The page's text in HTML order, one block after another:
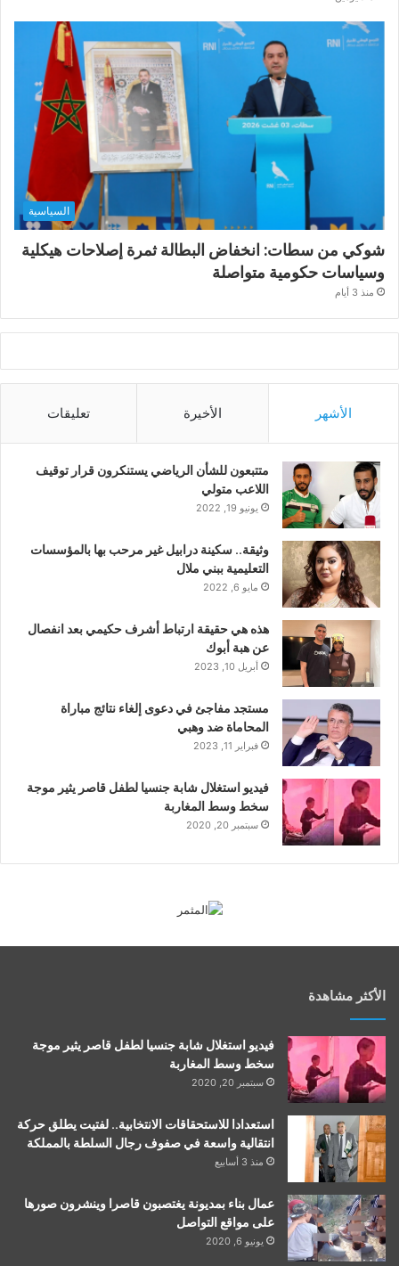
السياسية
شوكي من سطات: انخفاض البطالة ثمرة إصلاحات هيكلية
وسياسات حكومية متواصلة
منذ 3 أيام
الأشهر الأخيرة تعليقات
متتبعون للشأن الرياضي يستنكرون قرار توقيف
اللاعب متولي
يونيو 19, 2022
وثيقة.. سكينة درابيل غير مرحب بها بالمؤسسات
التعليمية ببني ملال
مايو 6, 2022
هذه هي حقيقة ارتباط أشرف حكيمي بعد انفصال
عن هبة أبوك
أبريل 10, 2023
مستجد مفاجئ في دعوى إلغاء نتائج مباراة
المحاماة ضد وهبي
فبراير 11, 2023
فيديو استغلال شابة جنسيا لطفل قاصر يثير موجة
سخط وسط المغاربة
سبتمبر 20, 2020
الأكثر مشاهدة
فيديو استغلال شابة جنسيا لطفل قاصر يثير موجة
سخط وسط المغاربة
سبتمبر 20, 2020
استعدادا للاستحقاقات الانتخابية.. لفتيت يطلق حركة
انتقالية واسعة في صفوف رجال السلطة بالمملكة
منذ 3 أسابيع
عمال بناء بمديونة يغتصبون قاصرا وينشرون صورها
على مواقع التواصل
يونيو 6, 2020